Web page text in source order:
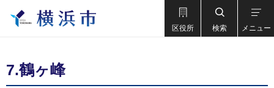
区役所 検索 メニュー
7.鶴ヶ峰